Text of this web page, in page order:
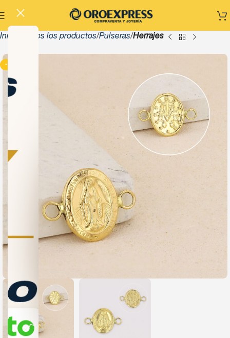
Inicio Todos los productos Pulseras Herrajes
-13%